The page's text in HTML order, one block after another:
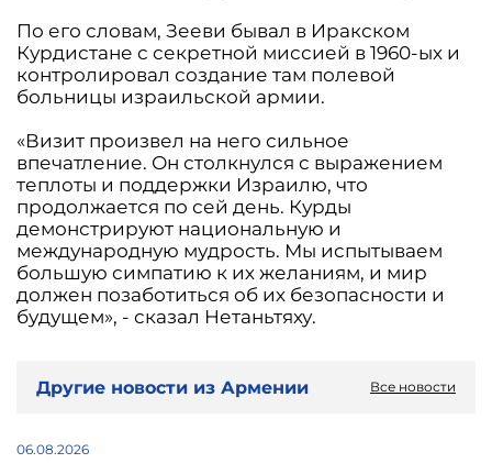
По его словам, Зееви бывал в Иракском
Курдистане с секретной миссией в 1960-ых и
контролировал создание там полевой
больницы израильской армии.
«Визит произвел на него сильное
впечатление. Он столкнулся с выражением
теплоты и поддержки Израилю, что
продолжается по сей день. Курды
демонстрируют национальную и
международную мудрость. Мы испытываем
большую симпатию к их желаниям, и мир
должен позаботиться об их безопасности и
будущем», - сказал Нетаньтяху.
Другие новости из Армении Все новости
06.08.2026